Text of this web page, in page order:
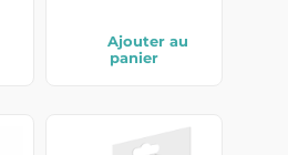
Ajouter au
panier